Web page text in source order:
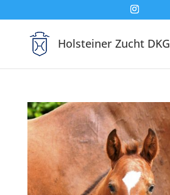
Holsteiner Zucht DKG